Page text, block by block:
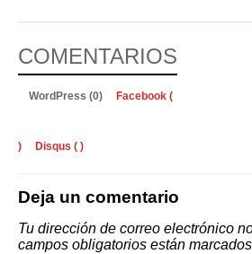
COMENTARIOS
WordPress (0) Facebook (
) Disqus ( )
Deja un comentario
Tu dirección de correo electrónico
campos obligatorios están